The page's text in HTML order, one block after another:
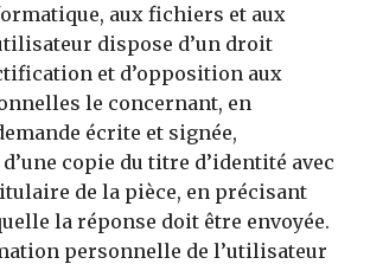
aux fichiers et aux
dispose d’un droit
et d’opposition aux
le concernant, en
écrite et signée,
copie du titre d’identité avec
de la pièce, en précisant
la réponse doit être envoyée.
personnelle de l’utilisateur